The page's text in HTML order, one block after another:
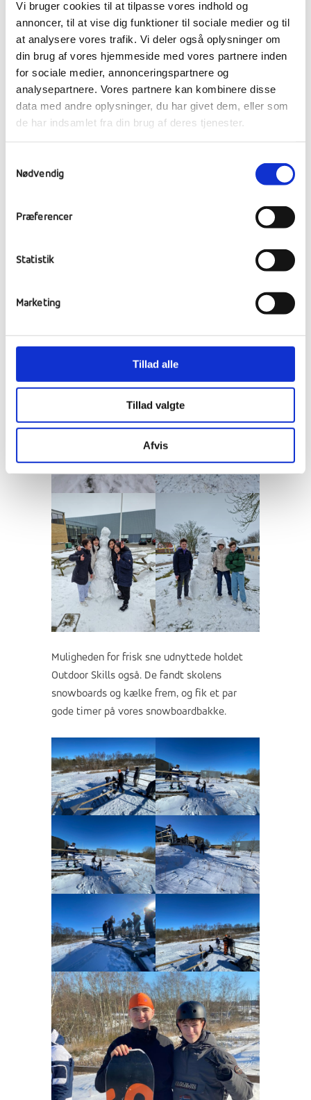
Vi bruger cookies til at tilpasse vores indhold og
annoncer, til at vise dig funktioner til sociale medier og til
at analysere vores trafik. Vi deler også oplysninger om
din brug af vores hjemmeside med vores partnere inden
for sociale medier, annonceringspartnere og
analysepartnere. Vores partnere kan kombinere disse
data med andre oplysninger, du har givet dem, eller som
de har indsamlet fra din brug af deres tjenester.
Nødvendig
Præferencer
Statistik
Marketing
Tillad alle
Tillad valgte
Afvis
Massere af undervisning blev rykket udenfor
Muligheden for frisk sne udnyttede holdet
Outdoor Skills også. De fandt skolens
snowboards og kælke frem, og fik et par
gode timer på vores snowboardbakke.